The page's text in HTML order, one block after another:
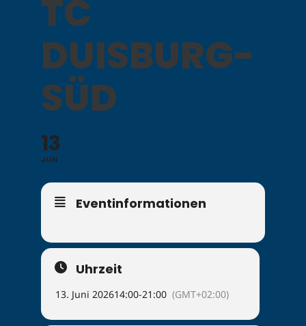
TC
DUISBURG-
SÜD
13
JUN
Eventinformationen
Uhrzeit
13. Juni 202614:00-21:00 (GMT+02:00)